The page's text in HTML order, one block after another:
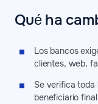
Qué ha
Los bancos
clientes, web,
Se verifica toda
beneficiario final